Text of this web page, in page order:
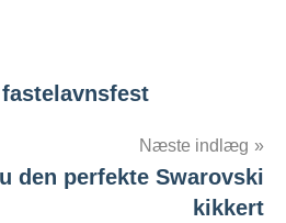
Næste indlæg
den perfekte Swarovski
kikkert